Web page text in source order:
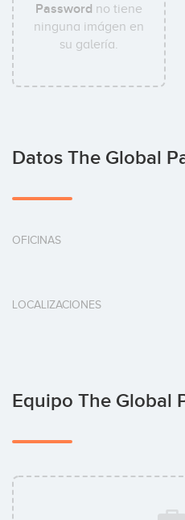
Password no tiene
ninguna imágen en
su galería.
Datos The Global
OFICINAS
LOCALIZACIONES
Equipo The Global